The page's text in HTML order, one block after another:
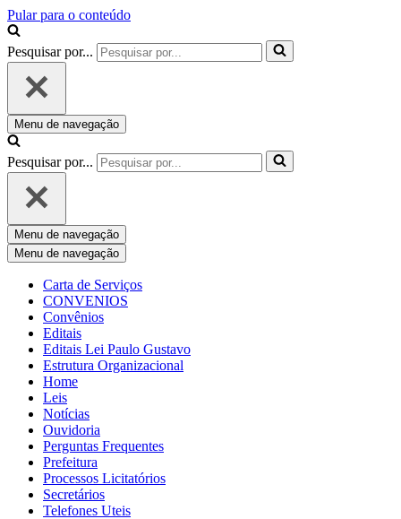
Pular para o conteúdo
Pesquisar por...
Menu de navegação
Pesquisar por...
Menu de navegação
Menu de navegação
Carta de Serviços
CONVENIOS
Convênios
Editais
Editais Lei Paulo Gustavo
Estrutura Organizacional
Home
Leis
Notícias
Ouvidoria
Perguntas Frequentes
Prefeitura
Processos Licitatórios
Secretários
Telefones Uteis